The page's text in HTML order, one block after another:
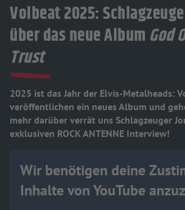
Volbeat 2025:
über das neue Album God
Trust
2025 ist das Jahr der Elvis-Metalheads:
veröffentlichen ein neues Album und
mehr darüber verrät uns Schlagzeuger
exklusiven ROCK ANTENNE Interview!
Wir benötigen deine
Inhalte von YouTube